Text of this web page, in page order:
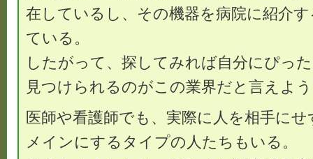
在しているし、その機器を病院に紹介
ている。
したがって、探してみれば自分にぴっ
見つけられるのがこの業界だと言えよ
医師や看護師でも、実際に人を相手に
メインにするタイプの人たちもいる。